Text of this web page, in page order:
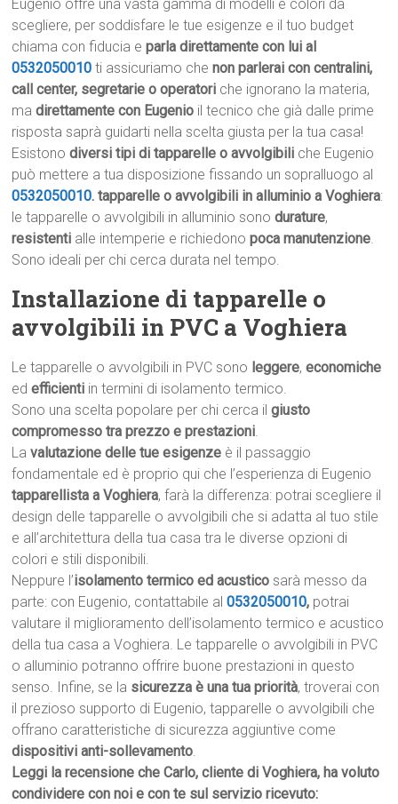
Eugenio offre una vasta gamma di modelli e colori da
scegliere, per soddisfare le tue esigenze e il tuo budget
chiama con fiducia eparla direttamente con lui al
0532050010 ti assicuriamo chenon parlerai con centralini,
call center, segretarie o operatori che ignorano la materia,
madirettamente con Eugenio il tecnico che già dalle prime
risposta saprà guidarti nella scelta giusta per la tua casa!
Esistonodiversi tipi di tapparelle o avvolgibili che Eugenio
può mettere a tua disposizione fissando un sopralluogo al
0532050010. tapparelle o avvolgibili in alluminio a Voghiera:
le tapparelle o avvolgibili in alluminio sonodurature,
resistenti alle intemperie e richiedonopoca manutenzione.
Sono ideali per chi cerca durata nel tempo.
Installazione di tapparelle o
avvolgibili in PVC a Voghiera
Le tapparelle o avvolgibili in PVC sono leggere,economiche
edefficienti in termini di isolamento termico.
Sono una scelta popolare per chi cerca ilgiusto
compromesso tra prezzo e prestazioni.
Lavalutazione delle tue esigenze è il passaggio
fondamentale ed è proprio qui che l’esperienza di Eugenio
tapparellista a Voghiera, farà la differenza: potrai scegliere il
design delle tapparelle o avvolgibili che si adatta al tuo stile
e all’architettura della tua casa tra le diverse opzioni di
colori e stili disponibili.
Neppure l’isolamento termico ed acustico sarà messo da
parte: con Eugenio, contattabile al0532050010, potrai
valutare il miglioramento dell’isolamento termico e acustico
della tua casa a Voghiera. Le tapparelle o avvolgibili in PVC
o alluminio potranno offrire buone prestazioni in questo
senso. Infine, se la sicurezza è una tua priorità, troverai con
il prezioso supporto di Eugenio, tapparelle o avvolgibili che
offrano caratteristiche di sicurezza aggiuntive come
dispositivi anti-sollevamento.
Leggi la recensione che Carlo, cliente di Voghiera, ha voluto
condividere con noi e con te sul servizio ricevuto: